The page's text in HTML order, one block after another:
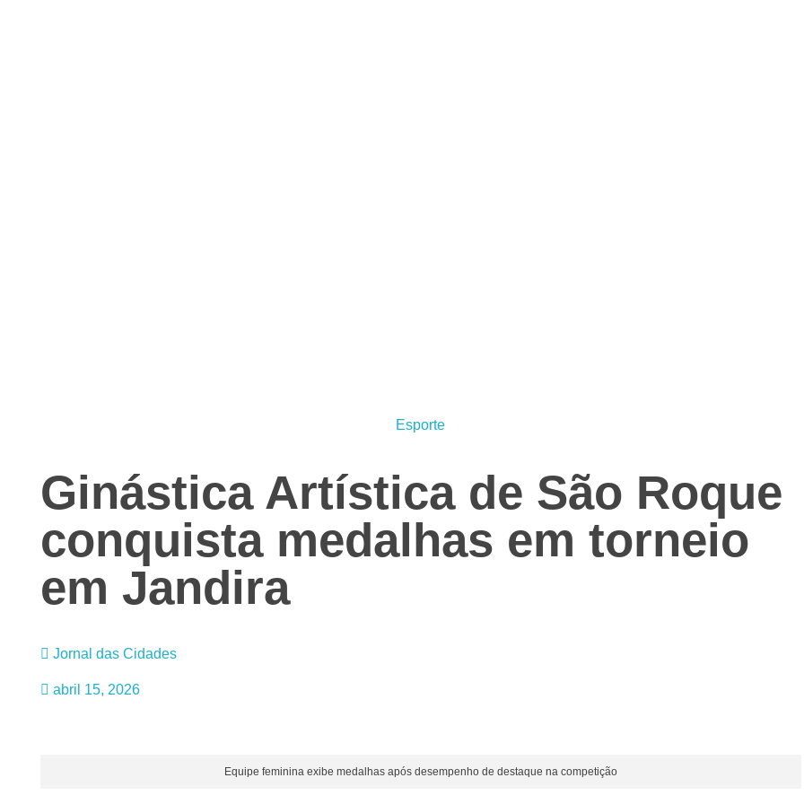
Esporte
Ginástica Artística de São Roque
conquista medalhas em torneio
em Jandira
Jornal das Cidades
abril 15, 2026
Equipe feminina exibe medalhas após desempenho de destaque na competição